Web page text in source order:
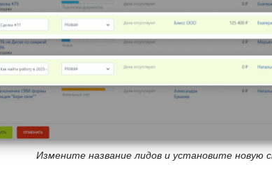
Измените название лидов и установите новую